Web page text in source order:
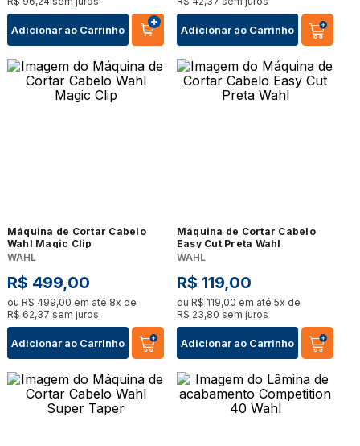
Adicionar ao Carrinho Adicionar ao Carrinho
Máquina de Cortar Cabelo
Wahl Magic Clip
WAHL
R$ 499,00
ou R$ 499,00 em até 8x de
R$ 62,37 sem juros
Adicionar ao Carrinho
Máquina de Cortar Cabelo
Easy Cut Preta Wahl
WAHL
R$ 119,00
ou R$ 119,00 em até 5x de
R$ 23,80 sem juros
Adicionar ao Carrinho